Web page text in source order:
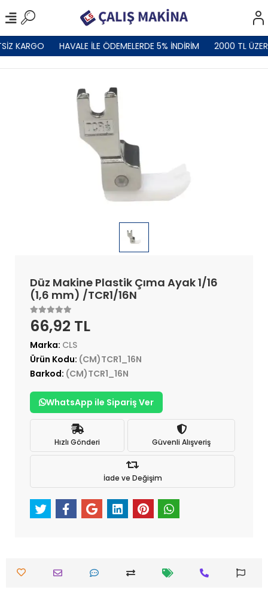
KARGO HAVALE İLE ÖDEMELERDE 5% İNDİRİM 2000 TL
Düz Makine Plastik Çıma Ayak 1/16
(1,6 mm) /TCR1/16N
66,92 TL
Marka: CLS
Ürün Kodu: (CM)TCR1_16N
Barkod: (CM)TCR1_16N
WhatsApp ile Sipariş Ver
Hızlı Gönderi Güvenli Alışveriş
İade ve Değişim